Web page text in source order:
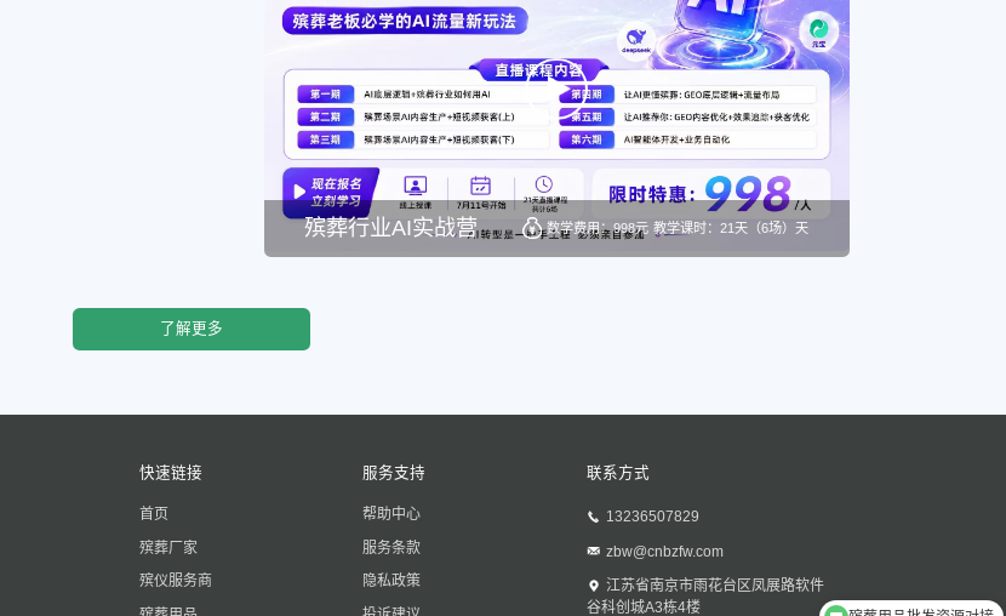
殡葬行业AI实战营 数学费用：998元 教学课时：21天（6场）天
了解更多
快速链接
首页
殡葬厂家
殡仪服务商
服务支持
帮助中心
服务条款
隐私政策
联系方式
13236507829
zbw@cnbzfw.com
江苏省南京市雨花台区凤展路软件
谷科创城A3栋4楼